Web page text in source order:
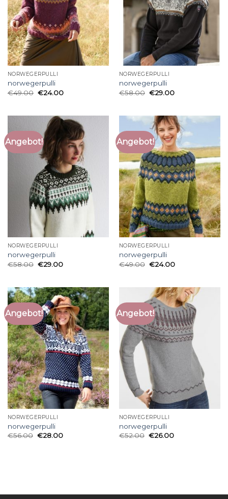
NORWEGERPULLI
norwegerpulli
€49.00 €24.00
NORWEGERPULLI
norwegerpulli
€58.00 €29.00
Angebot!
NORWEGERPULLI
norwegerpulli
€58.00 €29.00
Angebot!
NORWEGERPULLI
norwegerpulli
€49.00 €24.00
Angebot!
NORWEGERPULLI
norwegerpulli
€56.00 €28.00
Angebot!
NORWEGERPULLI
norwegerpulli
€52.00 €26.00